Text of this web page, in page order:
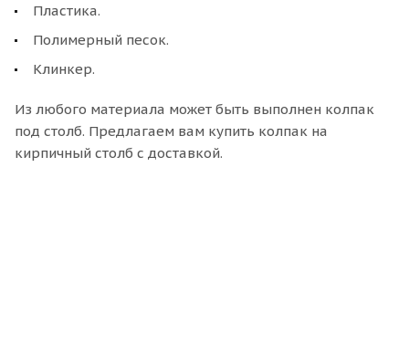
Пластика.
Полимерный песок.
Клинкер.
Из любого материала может быть выполнен колпак
под столб. Предлагаем вам купить колпак на
кирпичный столб с доставкой.